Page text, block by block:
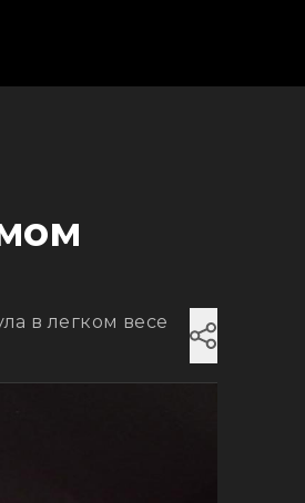
в легком весе